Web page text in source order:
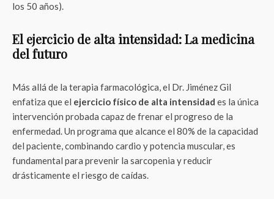
los 50 años).
El ejercicio de alta intensidad: La medicina
del futuro
Más allá de la terapia farmacológica, el Dr. Jiménez Gil
enfatiza que el ejercicio físico de alta intensidad es la única
intervención probada capaz de frenar el progreso de la
enfermedad. Un programa que alcance el 80% de la capacidad
del paciente, combinando cardio y potencia muscular, es
fundamental para prevenir la sarcopenia y reducir
drásticamente el riesgo de caídas.